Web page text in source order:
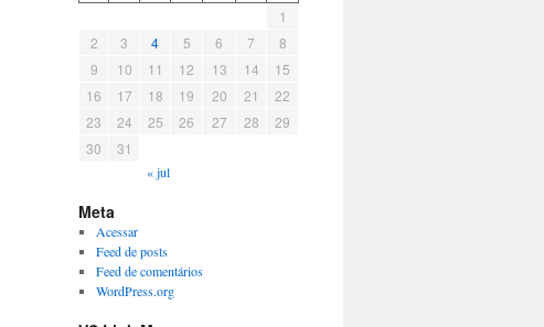
1
2
3 4 5 6 7
8
9
10 11 12 13 14
15
16
17 18 19 20 21
22
23
24 25 26 27 28
29
30
31
« jul
Meta
Acessar
Feed de posts
Feed de comentários
WordPress.org